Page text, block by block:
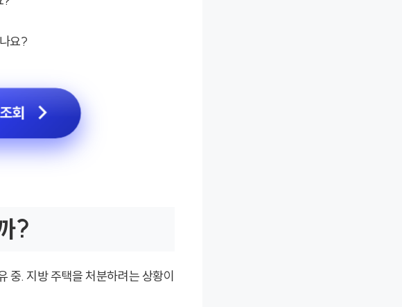
요?
회
?
중. 지방 주택을 처분하려는 상황이